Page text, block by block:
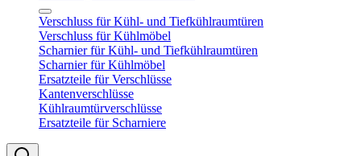
Verschluss für Kühl- und Tiefkühlraumtüren
Verschluss für Kühlmöbel
Scharnier für Kühl- und Tiefkühlraumtüren
Scharnier für Kühlmöbel
Ersatzteile für Verschlüsse
Kantenverschlüsse
Kühlraumtürverschlüsse
Ersatzteile für Scharniere